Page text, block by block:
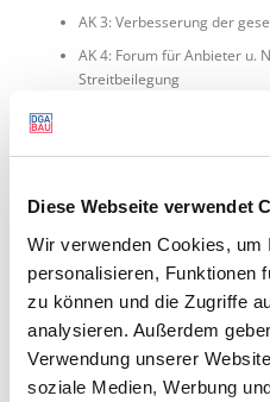
Diese Webseite verwendet
Wir verwenden Cookies, um
personalisieren, Funktionen
zu können und die Zugriffe
analysieren. Außerdem
Verwendung unserer
soziale Medien, Werbung
AK 3: Verbesserung der
AK 4: Forum für Anbieter u.
Streitbeilegung
AK 5: Aus- und
AK 7: Gestaltung einer
Arbeitsgruppe (AG): ADR-
Der Verein
1. Vorsitzender: Prof. Dr.-
Stellvertretende Vorsitzende: